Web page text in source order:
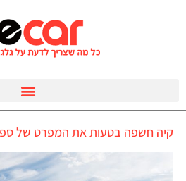
קיה חשפה בטעות את המפרט של